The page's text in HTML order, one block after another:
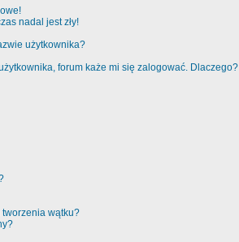
nadal jest zły!
użytkownika?
forum każe mi się zalogować. Dlaczego?
tworzenia wątku?